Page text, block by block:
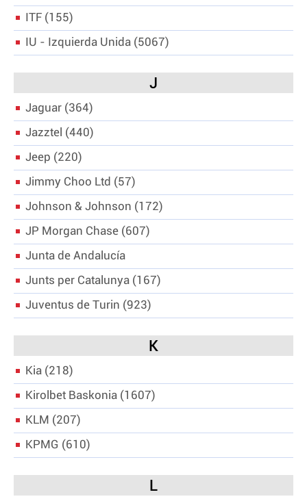
ITF
155
IU - Izquierda Unida
5067
J
Jaguar
364
Jazztel
440
Jeep
220
Jimmy Choo Ltd
57
Johnson & Johnson
172
JP Morgan Chase
607
Junta de Andalucía
Junts per Catalunya
167
Juventus de Turin
923
K
Kia
218
Kirolbet Baskonia
1607
KLM
207
KPMG
610
L